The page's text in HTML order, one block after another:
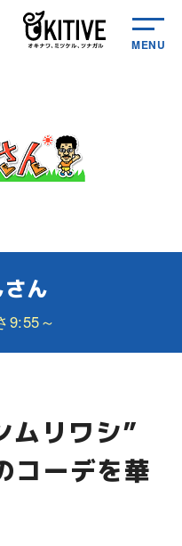
MENU
ん
9:55～
リワシ”
コーデを華